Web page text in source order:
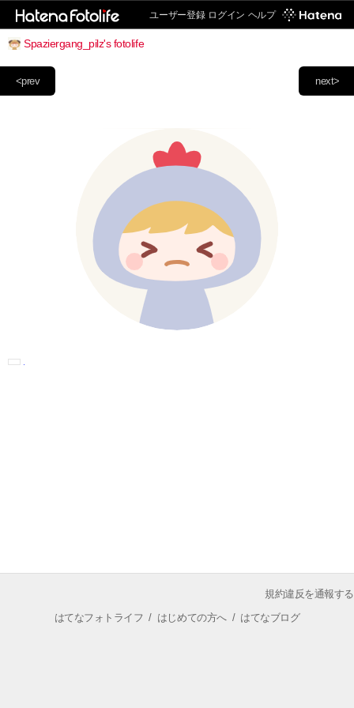
ユーザー登録 ログイン ヘルプ
Spaziergang_pilz's fotolife
next>
<prev
規約違反を通報する
はてなフォトライフ / はじめての方へ/ はてなブログ